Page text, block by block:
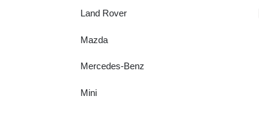
Land Rover
Mazda
Mercedes-Benz
Mini